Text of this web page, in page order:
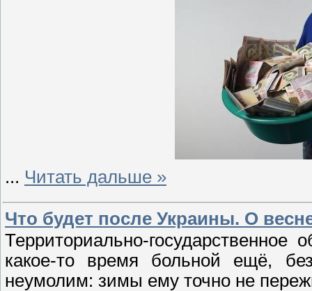
... Читать дальше »
Что будет после Украины. О
Территориально-
какое-то время больной ещё,
неумолим: зимы ему точно не